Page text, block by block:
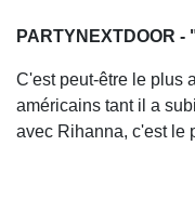
PARTYNEXTDOOR
C'est peut-être le plus
américains tant il a
avec Rihanna, c'est le